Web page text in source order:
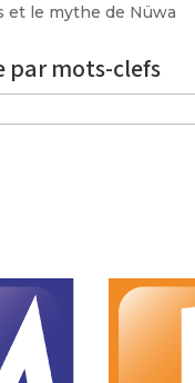
et le mythe de Nüwa
par mots-clefs